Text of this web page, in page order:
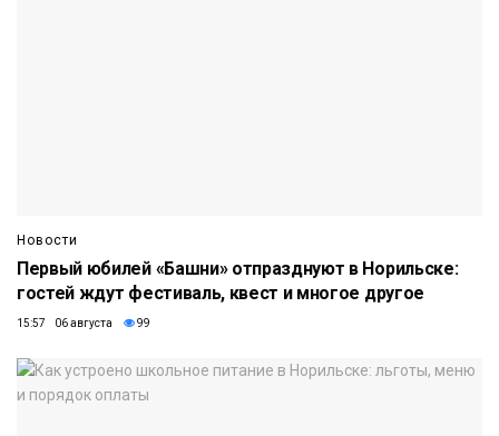
Новости
Первый юбилей «Башни» отпразднуют в Норильске:
гостей ждут фестиваль, квест и многое другое
15:57 06 августа 99